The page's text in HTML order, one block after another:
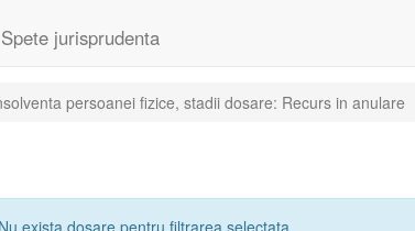
Spete jurisprudenta
persoanei fizice, stadii dosare: Recurs in anulare
Nu exista dosare pentru filtrarea selectata.